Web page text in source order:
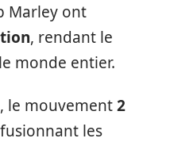
Marley ont
, rendant le
monde entier.
le mouvement2
les